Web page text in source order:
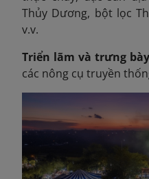
Thủy Dương, bột lọc
v.v.
Triển lãm và trưng bày
các nông cụ truyền